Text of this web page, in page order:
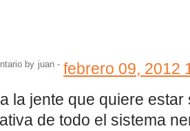
by juan - febrero 09, 2012
la jente que quiere
de todo el sistema